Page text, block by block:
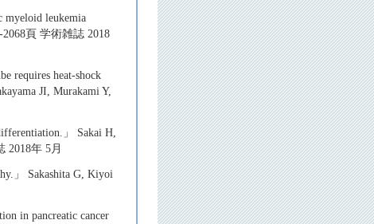
myeloid leukemia
2068頁 学術雑誌 2018
requires heat-shock
JI, Murakami Y,
」 Sakai H,
2018年 5月
」 Sakashita G, Kiyoi
in pancreatic cancer